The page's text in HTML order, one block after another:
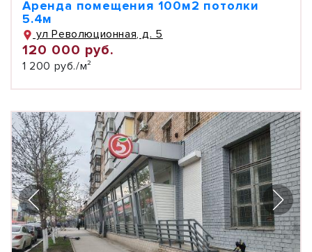
Аренда помещения 100м2 потолки
5.4м
ул Революционная, д. 5
120 000 руб.
1 200 руб./м²